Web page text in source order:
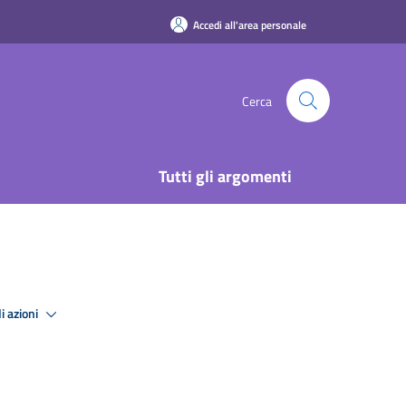
Accedi all'area personale
Cerca
Tutti gli argomenti
azioni